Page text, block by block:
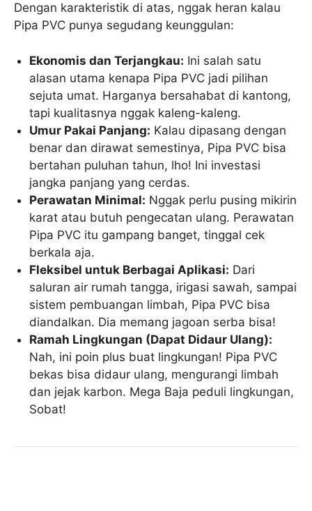
Dengan karakteristik di atas, nggak heran kalau
Pipa PVC punya segudang keunggulan:
Ekonomis dan Terjangkau: Ini salah satu
alasan utama kenapa Pipa PVC jadi pilihan
sejuta umat. Harganya bersahabat di kantong,
tapi kualitasnya nggak kaleng-kaleng.
Umur Pakai Panjang: Kalau dipasang dengan
benar dan dirawat semestinya, Pipa PVC bisa
bertahan puluhan tahun, lho! Ini investasi
jangka panjang yang cerdas.
Perawatan Minimal: Nggak perlu pusing mikirin
karat atau butuh pengecatan ulang. Perawatan
Pipa PVC itu gampang banget, tinggal cek
berkala aja.
Fleksibel untuk Berbagai Aplikasi: Dari
saluran air rumah tangga, irigasi sawah, sampai
sistem pembuangan limbah, Pipa PVC bisa
diandalkan. Dia memang jagoan serba bisa!
Ramah Lingkungan (Dapat Didaur Ulang):
Nah, ini poin plus buat lingkungan! Pipa PVC
bekas bisa didaur ulang, mengurangi limbah
dan jejak karbon. Mega Baja peduli lingkungan,
Sobat!